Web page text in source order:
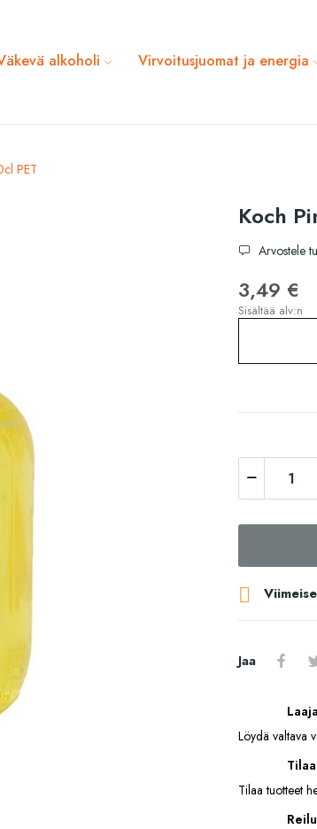
alkoholi Virvoitusjuomat ja energia
PET
Koch
Arvostele
3,49 €
Sisältää alv:n

Jaa
Löydä valtava
Tilaa tuotteet